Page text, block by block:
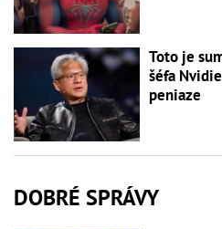
Toto je
šéfa
peniaze
DOBRÉ SPRÁVY